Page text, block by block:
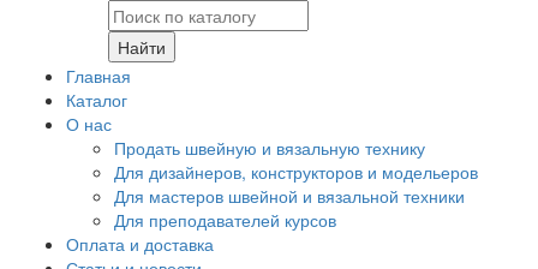
Найти
Главная
Каталог
О нас
Продать швейную и вязальную технику
Для дизайнеров, конструкторов и модельеров
Для мастеров швейной и вязальной техники
Для преподавателей курсов
Оплата и доставка